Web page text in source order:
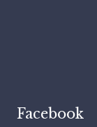
Facebook